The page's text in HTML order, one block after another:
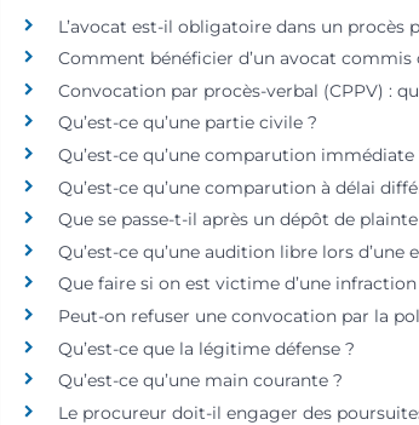
L’avocat est-il obligatoire dans un procès
Comment bénéficier d’un avocat commis
Convocation par procès-verbal (CPPV) :
Qu’est-ce qu’une partie civile ?
Qu’est-ce qu’une comparution immédiate
Qu’est-ce qu’une comparution à délai
Que se passe-t-il après un dépôt de
Qu’est-ce qu’une audition libre lors d’une
Que faire si on est victime d’une infraction
Peut-on refuser une convocation par la
Qu’est-ce que la légitime défense ?
Qu’est-ce qu’une main courante ?
Le procureur doit-il engager des